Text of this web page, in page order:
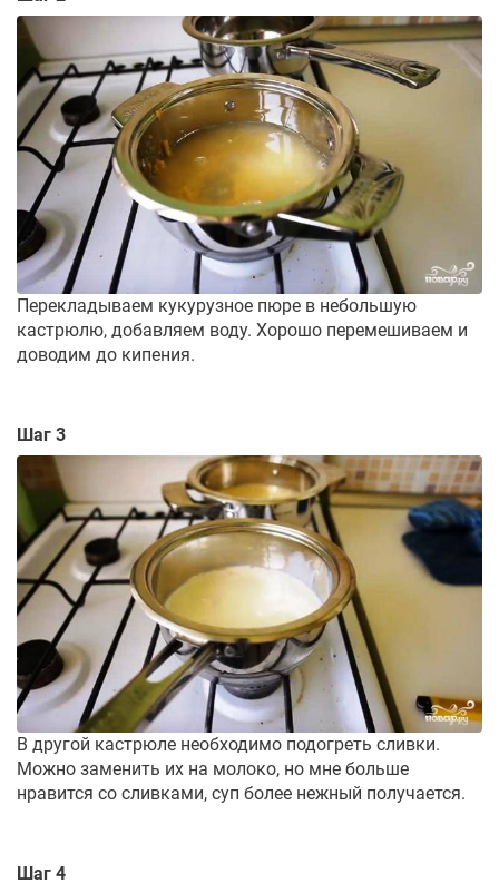
Перекладываем кукурузное пюре в небольшую
кастрюлю, добавляем воду. Хорошо перемешиваем и
доводим до кипения.
Шаг 3
В другой кастрюле необходимо подогреть сливки.
Можно заменить их на молоко, но мне больше
нравится со сливками, суп более нежный получается.
Шаг 4